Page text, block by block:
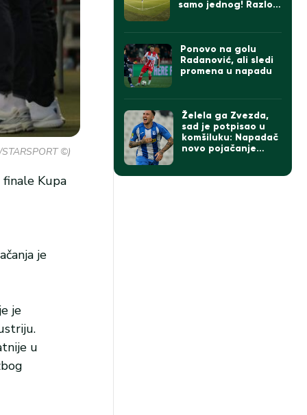
©)
Kupa
je
je
u
samo jednog! Razlog
Ponovo na golu
Radanović, ali sledi
promena u napadu
Želela ga Zvezda,
sad je potpisao u
komšiluku: Napadač
novo pojačanje